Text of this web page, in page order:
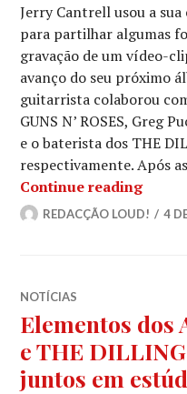
Jerry Cantrell usou a
para partilhar algumas
gravação de um vídeo-
avanço do seu próximo
guitarrista colaborou
GUNS N’ ROSES, Greg
e o baterista dos THE
respectivamente. Após
Continue reading
REDACÇÃO LOUD! 4
NOTÍCIAS
Elementos dos
e THE
juntos em